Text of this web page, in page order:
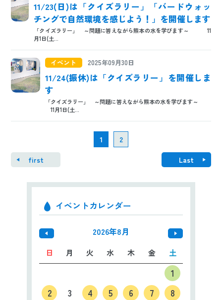
11/23(日)は「クイズラリー」「バードウォッ
チングで自然環境を感じよう！」を開催します
「クイズラリー」 ～問題に答えながら熊本の水を学びます～ 11
月1日(土...
イベント 2025年09月30日
11/24(振休)は「クイズラリー」を開催しま
す
「クイズラリー」 ～問題に答えながら熊本の水を学びます～
11月1日(土...
first
1 2
Last
イベントカレンダー
2026年8月
日 月 火 水 木 金 土
1
2
3 4 5 6 7
8